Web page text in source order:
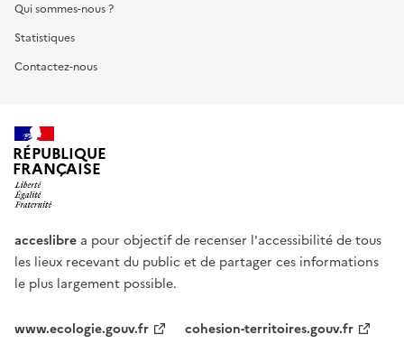
Qui sommes-nous ?
Statistiques
Contactez-nous
RÉPUBLIQUE
FRANÇAISE
acceslibre a pour objectif de recenser l'accessibilité de tous
les lieux recevant du public et de partager ces informations
le plus largement possible.
www.ecologie.gouv.fr
cohesion-territoires.gouv.fr